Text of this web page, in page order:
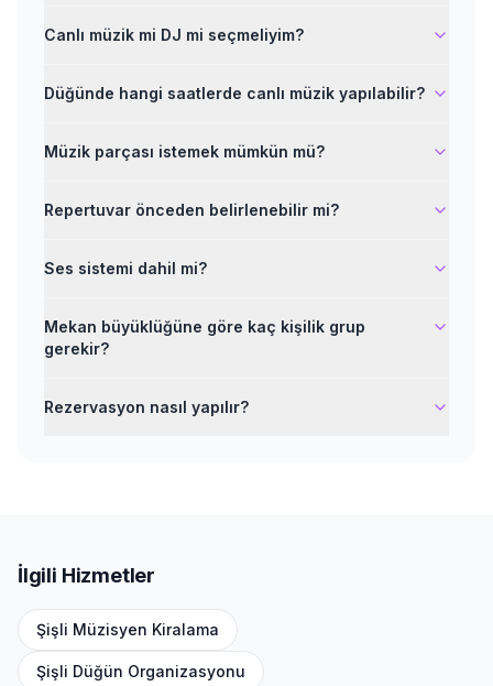
Canlı müzik mi DJ mi seçmeliyim?
Düğünde hangi saatlerde canlı müzik yapılabilir?
Müzik parçası istemek mümkün mü?
Repertuvar önceden belirlenebilir mi?
Ses sistemi dahil mi?
Mekan büyüklüğüne göre kaç kişilik grup
gerekir?
Rezervasyon nasıl yapılır?
İlgili Hizmetler
Şişli Müzisyen Kiralama
Şişli Düğün Organizasyonu